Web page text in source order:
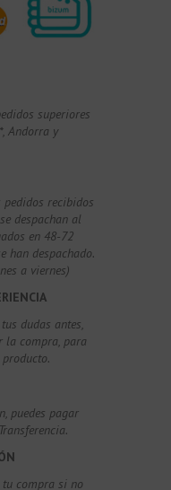
superiores
Andorra y
pedidos recibidos
despachan al
en 48-72
han despachado.
a viernes)
dudas antes,
la compra, para
puedes pagar
tu compra si no